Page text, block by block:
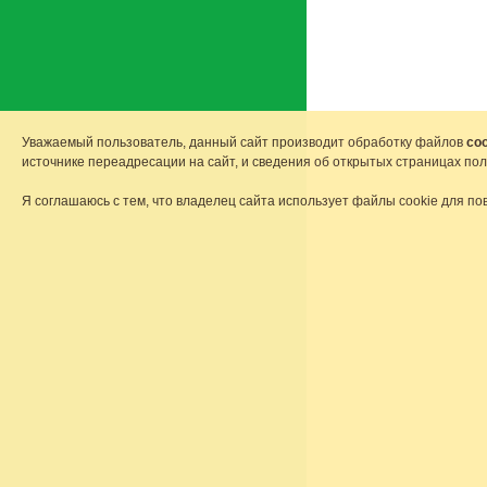
Уважаемый пользователь, данный сайт производит обработку файлов
источнике переадресации на сайт, и сведения об открытых страницах
Я соглашаюсь с тем, что владелец сайта использует файлы cookie для